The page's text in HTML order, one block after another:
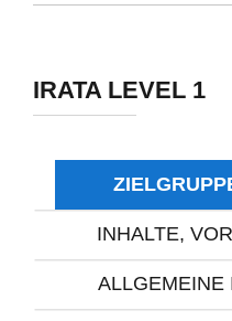
IRATA LEVEL 1
INHALTE,
ALLGEMEINE